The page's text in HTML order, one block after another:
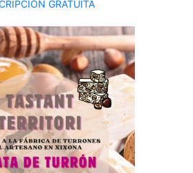
GRATUITA